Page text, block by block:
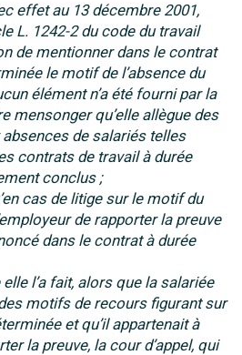
effet au 13 décembre 2001,
L. 1242-2 du code du travail
de mentionner dans le contrat
le motif de l’absence du
élément n’a été fourni par la
mensonger qu’elle allègue des
de salariés telles
contrats de travail à durée
conclus ;
cas de litige sur le motif du
de rapporter la preuve
dans le contrat à durée
l’a fait, alors que la salariée
motifs de recours figurant sur
et qu’il appartenait à
la preuve, la cour d’appel, qui